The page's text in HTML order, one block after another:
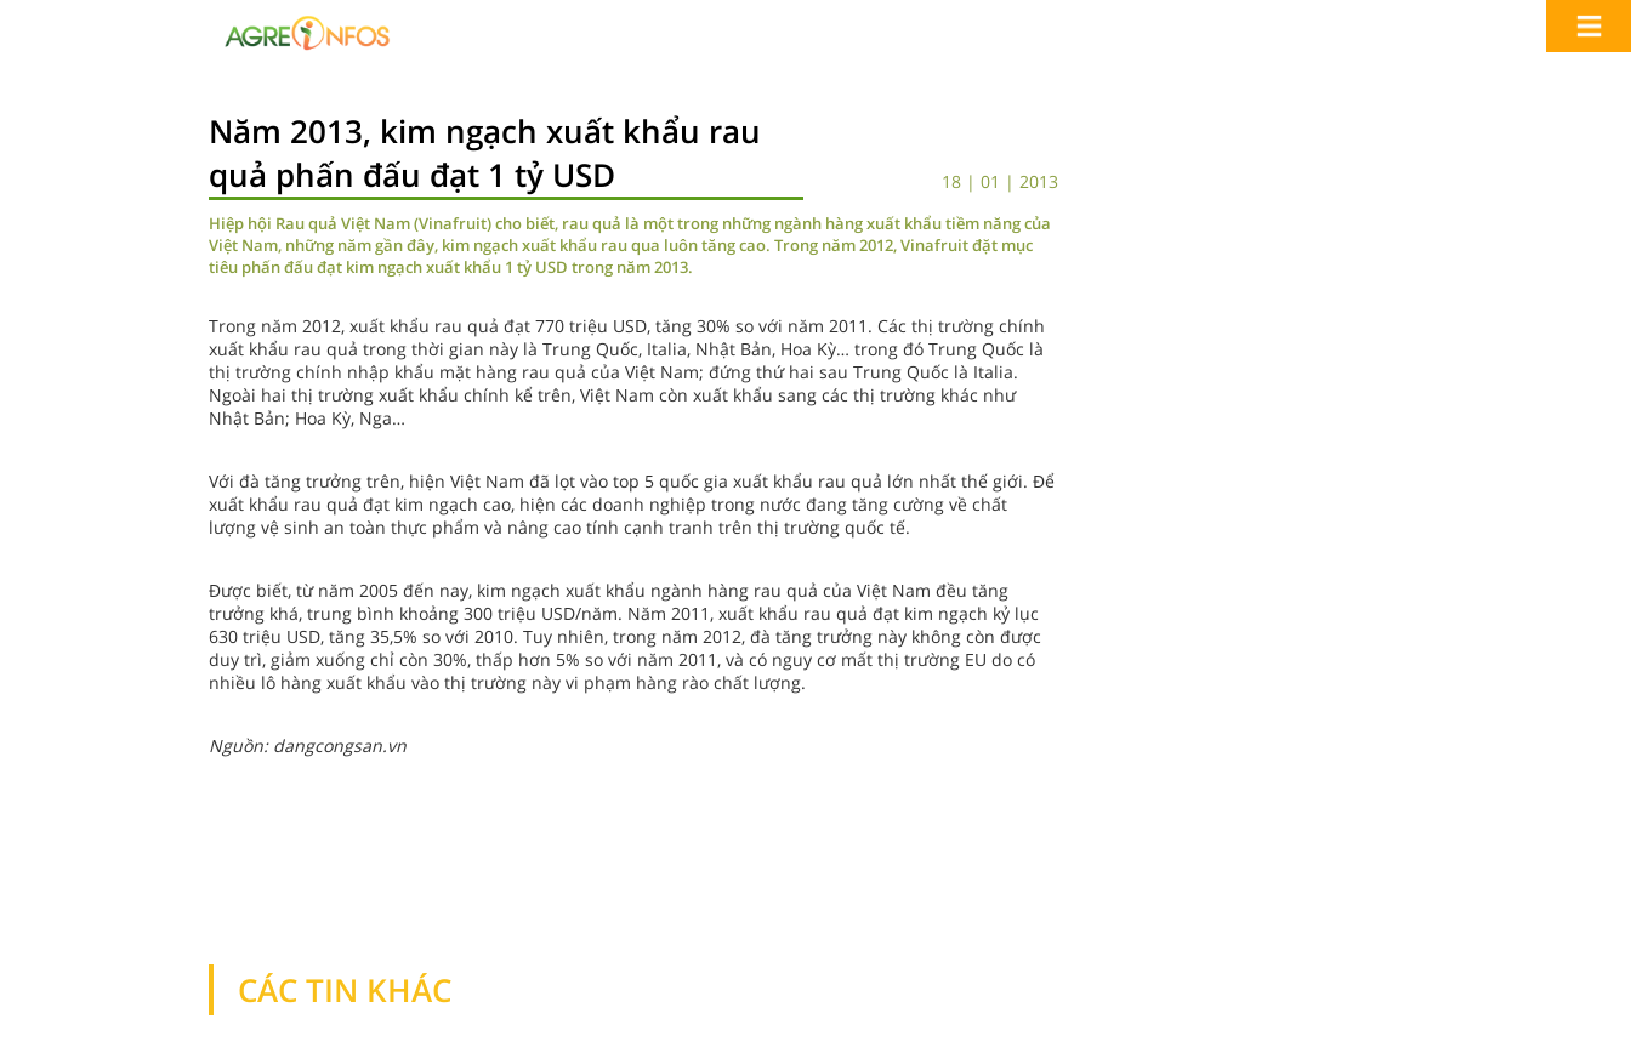
Năm 2013, kim ngạch xuất khẩu rau
quả phấn đấu đạt 1 tỷ USD
18 | 01 | 2013
Hiệp hội Rau quả Việt Nam (Vinafruit) cho biết, rau quả là một trong những ngành hàng xuất khẩu tiềm năng của
Việt Nam, những năm gần đây, kim ngạch xuất khẩu rau qua luôn tăng cao. Trong năm 2012, Vinafruit đặt mục
tiêu phấn đấu đạt kim ngạch xuất khẩu 1 tỷ USD trong năm 2013.
Trong năm 2012, xuất khẩu rau quả đạt 770 triệu USD, tăng 30% so với năm 2011. Các thị trường chính
xuất khẩu rau quả trong thời gian này là Trung Quốc, Italia, Nhật Bản, Hoa Kỳ… trong đó Trung Quốc là
thị trường chính nhập khẩu mặt hàng rau quả của Việt Nam; đứng thứ hai sau Trung Quốc là Italia.
Ngoài hai thị trường xuất khẩu chính kể trên, Việt Nam còn xuất khẩu sang các thị trường khác như
Nhật Bản; Hoa Kỳ, Nga…
Với đà tăng trưởng trên, hiện Việt Nam đã lọt vào top 5 quốc gia xuất khẩu rau quả lớn nhất thế giới. Để
xuất khẩu rau quả đạt kim ngạch cao, hiện các doanh nghiệp trong nước đang tăng cường về chất
lượng vệ sinh an toàn thực phẩm và nâng cao tính cạnh tranh trên thị trường quốc tế.
Được biết, từ năm 2005 đến nay, kim ngạch xuất khẩu ngành hàng rau quả của Việt Nam đều tăng
trưởng khá, trung bình khoảng 300 triệu USD/năm. Năm 2011, xuất khẩu rau quả đạt kim ngạch kỷ lục
630 triệu USD, tăng 35,5% so với 2010. Tuy nhiên, trong năm 2012, đà tăng trưởng này không còn được
duy trì, giảm xuống chỉ còn 30%, thấp hơn 5% so với năm 2011, và có nguy cơ mất thị trường EU do có
nhiều lô hàng xuất khẩu vào thị trường này vi phạm hàng rào chất lượng.
Nguồn: dangcongsan.vn
CÁC TIN KHÁC